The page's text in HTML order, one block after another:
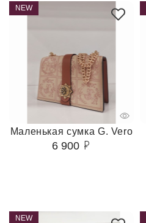
NEW
Маленькая сумка G. Vero
6 900
NEW